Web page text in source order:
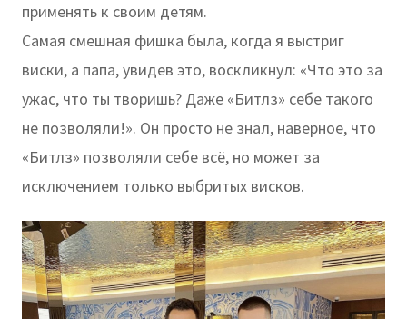
применять к своим детям.
Самая смешная фишка была, когда я выстриг
виски, а папа, увидев это, воскликнул: «Что это за
ужас, что ты творишь? Даже «Битлз» себе такого
не позволяли!». Он просто не знал, наверное, что
«Битлз» позволяли себе всё, но может за
исключением только выбритых висков.